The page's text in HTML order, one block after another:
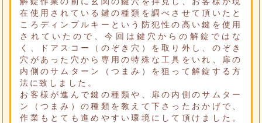
在使用されている鍵の種類を調べさせて頂いたと
ころディンプルキーという防犯性の高い鍵を使用
されていたので、今回は鍵穴からの解錠ではな
く、ドアスコー（のぞき穴）を取り外し、のぞき
穴があった穴から専用の特殊な工具をいれ、扉の
内側のサムターン（つまみ）を狙って解錠する方
法に致しました。
お客様が進んで鍵の種類や、扉の内側のサムター
ン（つまみ）の種類を教えて下さったおかげで、
作業もとても進めやすい環境にして頂けました。